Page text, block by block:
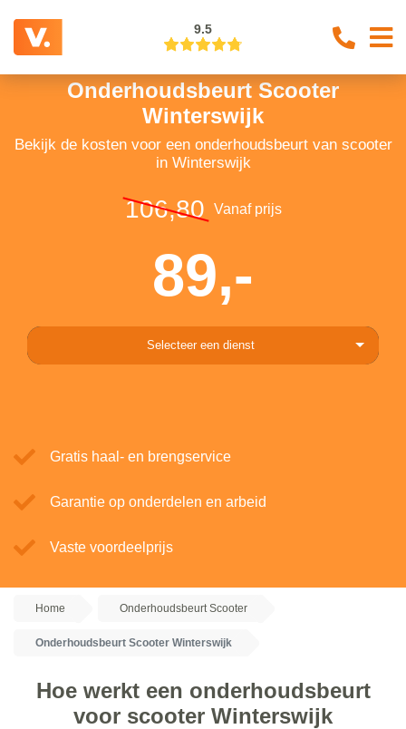
9.5
Onderhoudsbeurt Scooter
Winterswijk
Bekijk de kosten voor een onderhoudsbeurt van scooter
in Winterswijk
106,80 Vanaf prijs
89,-
Selecteer een dienst
Gratis haal- en brengservice
Garantie op onderdelen en arbeid
Vaste voordeelprijs
Home Onderhoudsbeurt Scooter
Onderhoudsbeurt Scooter Winterswijk
Hoe werkt een onderhoudsbeurt
voor scooter Winterswijk